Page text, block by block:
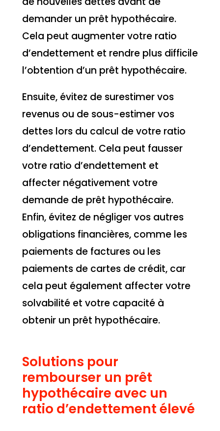
demander un prêt hypothécaire.
Cela peut augmenter votre ratio
d’endettement et rendre plus difficile
l’obtention d’un prêt hypothécaire.
Ensuite, évitez de surestimer vos
revenus ou de sous-estimer vos
dettes lors du calcul de votre ratio
d’endettement. Cela peut fausser
votre ratio d’endettement et
affecter négativement votre
demande de prêt hypothécaire.
Enfin, évitez de négliger vos autres
obligations financières, comme les
paiements de factures ou les
paiements de cartes de crédit, car
cela peut également affecter votre
solvabilité et votre capacité à
obtenir un prêt hypothécaire.
Solutions pour
rembourser un prêt
hypothécaire avec un
ratio d’endettement élevé